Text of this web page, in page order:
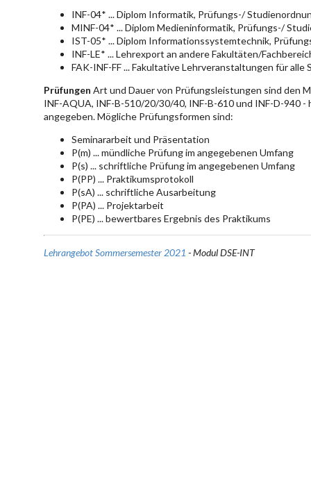
INF-04* ... Diplom Informatik, Prüfungs-/
MINF-04* ... Diplom Medieninformatik, Prüfungs-/
IST-05* ... Diplom Informationssystemtechnik,
INF-LE* ... Lehrexport an andere Fakultäten/
FAK-INF-FF ... Fakultative Lehrveranstaltungen für
Prüfungen Art und Dauer von Prüfungsleistungen sind den
INF-AQUA, INF-B-510/20/30/40, INF-B-610 und INF-D-940
angegeben. Mögliche Prüfungsformen sind:
Seminararbeit und Präsentation
P(m) ... mündliche Prüfung im angegebenen Umfang
P(s) ... schriftliche Prüfung im angegebenen Umfang
P(PP) ... Praktikumsprotokoll
P(sA) ... schriftliche Ausarbeitung
P(PA) ... Projektarbeit
P(PE) ... bewertbares Ergebnis des Praktikums
Lehrangebot Sommersemester 2021 - Modul DSE-INT